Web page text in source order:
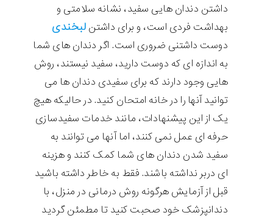
داشتن دندان هایی سفید، نشانه سلامتی و
بهداشت فردی است، و برای داشتن لبخندی
دوست داشتنی ضروری است. اگر دندان های شما
به اندازه ای که دوست دارید، سفید نیستند، روش
هایی وجود دارند که برای سفیدی دندان ها می
توانید آنها را در خانه امتحان کنید. در حالیکه هیچ
یک از این پیشنهادات، مانند خدمات سفیدسازی
حرفه ای عمل نمی کنند، اما آنها می توانند به
سفید شدن دندان های شما کمک کنند و هزینه
ای دربر نداشته باشند. فقط به خاطر داشته باشید
قبل از آزمایش هرگونه روش درمانی در منزل، با
دندانپزشک خود صحبت کنید تا مطمئن گردید